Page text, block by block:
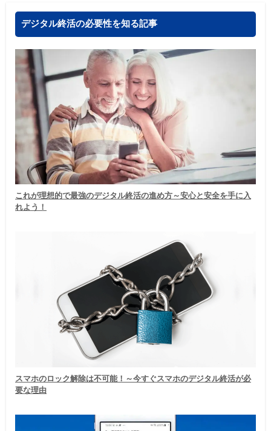
デジタル終活の必要性を知る記事
これが理想的で最強のデジタル終活の進め方～安心と安全を手に入
れよう！
スマホのロック解除は不可能！～今すぐスマホのデジタル終活が必
要な理由